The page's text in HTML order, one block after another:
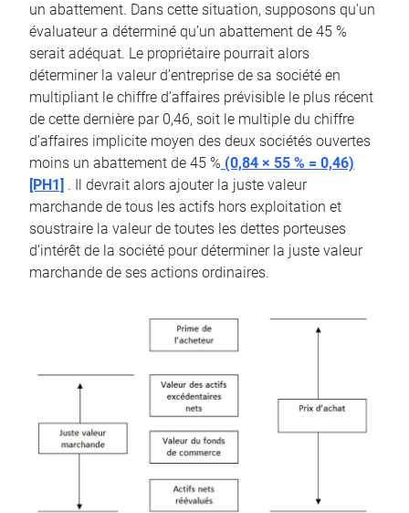
un abattement. Dans cette situation, supposons qu’un
évaluateur a déterminé qu’un abattement de 45 %
serait adéquat. Le propriétaire pourrait alors
déterminer la valeur d’entreprise de sa société en
multipliant le chiffre d’affaires prévisible le plus récent
de cette dernière par 0,46, soit le multiple du chiffre
d’affaires implicite moyen des deux sociétés ouvertes
moins un abattement de 45 % (0,84 × 55 % = 0,46)
[PH1] . Il devrait alors ajouter la juste valeur
marchande de tous les actifs hors exploitation et
soustraire la valeur de toutes les dettes porteuses
d’intérêt de la société pour déterminer la juste valeur
marchande de ses actions ordinaires.